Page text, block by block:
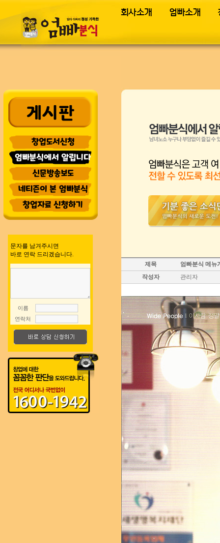
회사소개 엄빠소개 창업
창업도서신청
엄빠분식에서 알립니다
신문방송보도
네티즌이 본 엄빠분식
창업자료 신청하기
문자를 남겨주시면
바로 연락 드리겠습니다.
이름
연락처
제목
엄빠분식 메뉴
작성자
관리자